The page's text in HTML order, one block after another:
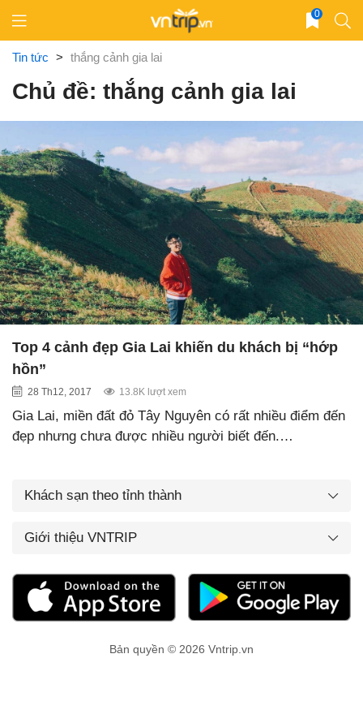
content
0
Tin tức > thắng cảnh gia lai
Chủ đề: thắng cảnh gia lai
Top 4 cảnh đẹp Gia Lai khiến du khách bị “hớp
hồn”
28 Th12, 2017 13.8K lượt xem
Gia Lai, miền đất đỏ Tây Nguyên có rất nhiều điểm đến
đẹp nhưng chưa được nhiều người biết đến.…
Khách sạn theo tỉnh thành
Giới thiệu VNTRIP
Bản quyền © 2026 Vntrip.vn